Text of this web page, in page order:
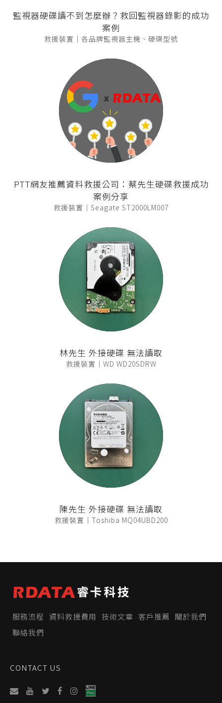
監視器硬碟讀不到怎麼辦？救回監視器錄影的成功
案例
救援裝置｜各品牌監視器主機、硬碟型號
PTT網友推薦資料救援公司：蔡先生硬碟救援成功
案例分享
救援裝置｜Seagate ST2000LM007
林先生 外接硬碟 無法讀取
救援裝置｜WD WD20SDRW
陳先生 外接硬碟 無法讀取
救援裝置｜Toshiba MQ04UBD200
服務流程 資料救援費用 技術文章 客戶推薦
關於我們
聯絡我們
CONTACT US